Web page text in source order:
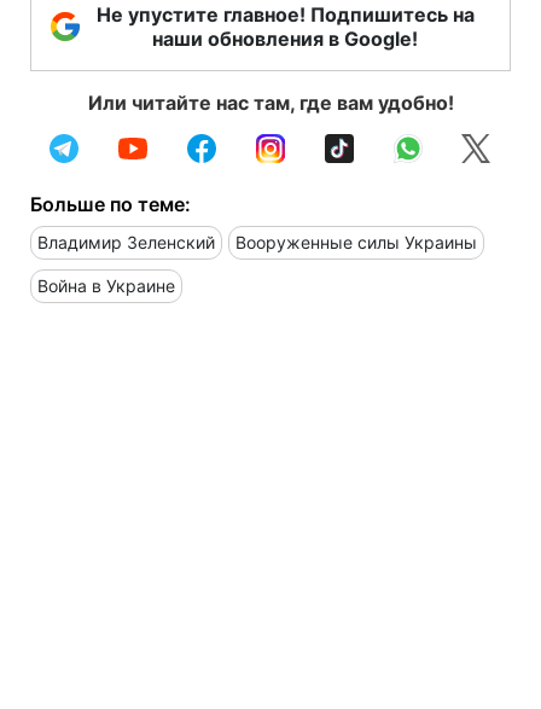
Не упустите главное! Подпишитесь на
наши обновления в Google!
Или читайте нас там, где вам удобно!
Больше по теме:
Владимир Зеленский Вооруженные силы Украины
Война в Украине